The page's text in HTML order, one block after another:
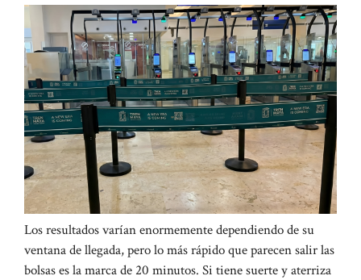
Los resultados varían enormemente dependiendo de su
ventana de llegada, pero lo más rápido que parecen salir las
bolsas es la marca de 20 minutos. Si tiene suerte y aterriza